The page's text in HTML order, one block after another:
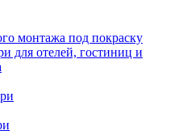
монтажа под покраску
для отелей, гостиниц и